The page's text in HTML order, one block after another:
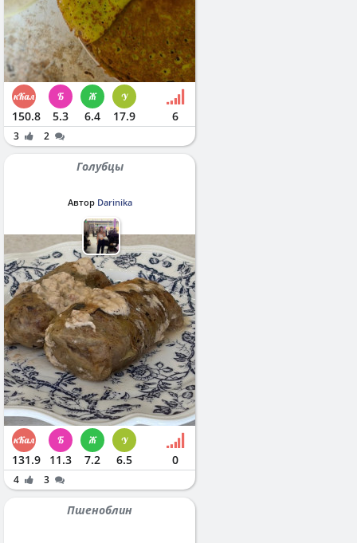
150.8 5.3 6.4 17.9 6
3 2
Голубцы
Автор Darinika
131.9 11.3 7.2 6.5 0
4 3
Пшеноблин